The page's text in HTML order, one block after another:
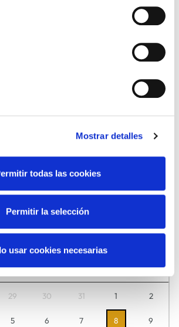
haya proporcionado o que hayan
del uso que haya hecho de sus
Mostrar detalles
todas las cookies
Permitir la selección
usar cookies necesarias
2026
a día lo que tenemos preparado para ti.
M J V S D
29 30 31 1 2
5 6 7 8 9